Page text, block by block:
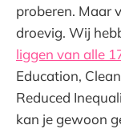
proberen. Maar
droevig. Wij
liggen van alle
Education,
Reduced
kan je gewoon